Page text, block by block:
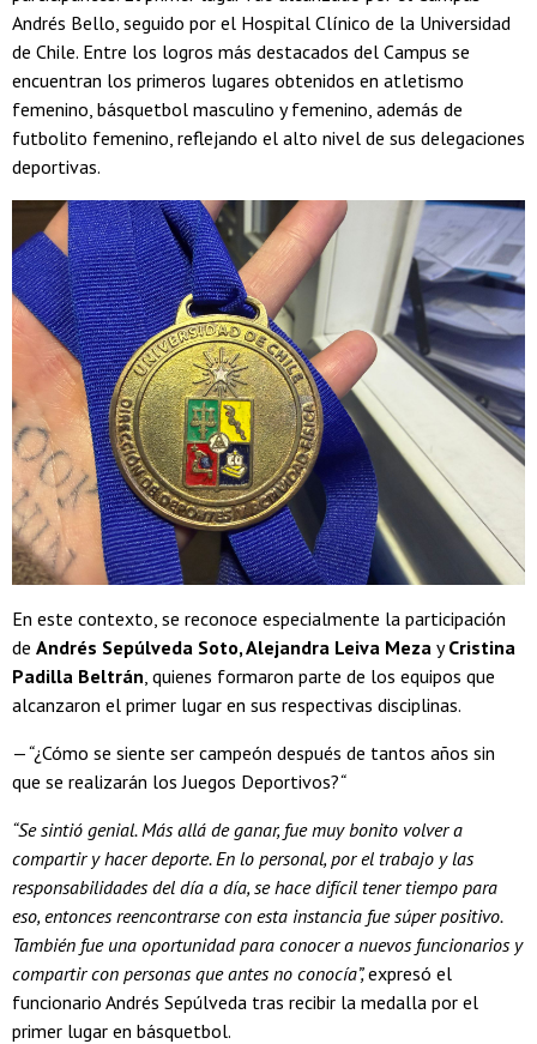
Andrés Bello, seguido por el Hospital Clínico de la Universidad
de Chile. Entre los logros más destacados del Campus se
encuentran los primeros lugares obtenidos en atletismo
femenino, básquetbol masculino y femenino, además de
futbolito femenino, reflejando el alto nivel de sus delegaciones
deportivas.
En este contexto, se reconoce especialmente la participación
de Andrés Sepúlveda Soto, Alejandra Leiva Meza yCristina
Padilla Beltrán , quienes formaron parte de los equipos que
alcanzaron el primer lugar en sus respectivas disciplinas.
—“¿Cómo se siente ser campeón después de tantos años sin
que se realizarán los Juegos Deportivos?“
“Se sintió genial. Más allá de ganar, fue muy bonito volver a
compartir y hacer deporte. En lo personal, por el trabajo y las
responsabilidades del día a día, se hace difícil tener tiempo para
eso, entonces reencontrarse con esta instancia fue súper positivo.
También fue una oportunidad para conocer a nuevos funcionarios y
compartir con personas que antes no conocía”,expresó el
funcionario Andrés Sepúlveda tras recibir la medalla por el
primer lugar en básquetbol.